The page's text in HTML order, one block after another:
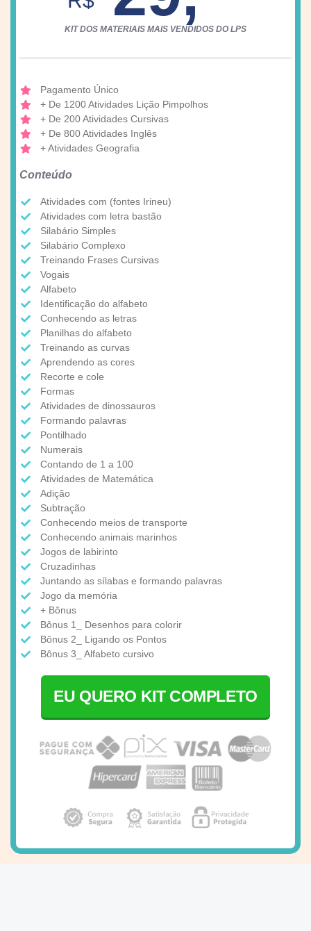
KIT DOS MATERIAIS MAIS VENDIDOS DO LPS
Pagamento Único
+ De 1200 Atividades Lição Pimpolhos
+ De 200 Atividades Cursivas
+ De 800 Atividades Inglês
+ Atividades Geografia
Conteúdo
Atividades com (fontes Irineu)
Atividades com letra bastão
Silabário Simples
Silabário Complexo
Treinando Frases Cursivas
Vogais
Alfabeto
Identificação do alfabeto
Conhecendo as letras
Planilhas do alfabeto
Treinando as curvas
Aprendendo as cores
Recorte e cole
Formas
Atividades de dinossauros
Formando palavras
Pontilhado
Numerais
Contando de 1 a 100
Atividades de Matemática
Adição
Subtração
Conhecendo meios de transporte
Conhecendo animais marinhos
Jogos de labirinto
Cruzadinhas
Juntando as sílabas e formando palavras
Jogo da memória
+ Bônus
Bônus 1_ Desenhos para colorir
Bônus 2_ Ligando os Pontos
Bônus 3_ Alfabeto cursivo
EU QUERO KIT COMPLETO